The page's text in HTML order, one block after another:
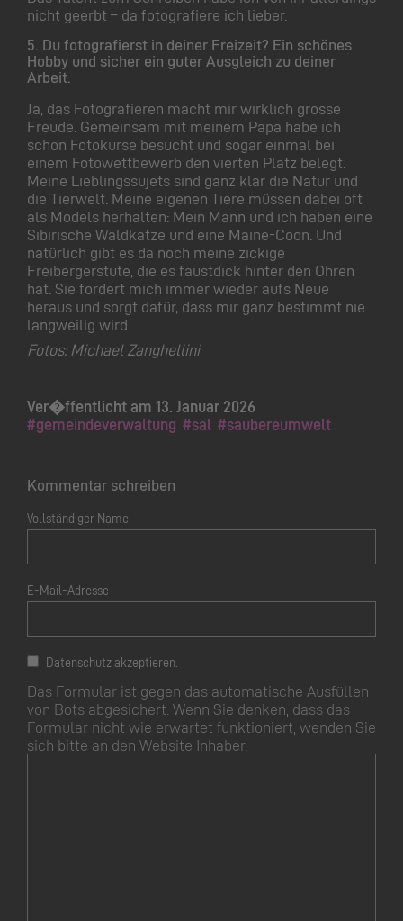
nicht geerbt – da fotografiere ich lieber.
5. Du fotografierst in deiner Freizeit? Ein schönes
Hobby und sicher ein guter Ausgleich zu deiner
Arbeit.
Ja, das Fotografieren macht mir wirklich grosse
Freude. Gemeinsam mit meinem Papa habe ich
schon Fotokurse besucht und sogar einmal bei
einem Fotowettbewerb den vierten Platz belegt.
Meine Lieblingssujets sind ganz klar die Natur und
die Tierwelt. Meine eigenen Tiere müssen dabei oft
als Models herhalten: Mein Mann und ich haben eine
Sibirische Waldkatze und eine Maine-Coon. Und
natürlich gibt es da noch meine zickige
Freibergerstute, die es faustdick hinter den Ohren
hat. Sie fordert mich immer wieder aufs Neue
heraus und sorgt dafür, dass mir ganz bestimmt nie
langweilig wird.
Fotos: Michael Zanghellini
Ver�ffentlicht am 13. Januar 2026
#gemeindeverwaltung #sal #saubereumwelt
Kommentar schreiben
Vollständiger Name
E-Mail-Adresse
Datenschutz akzeptieren.
Das Formular ist gegen das automatische Ausfüllen
von Bots abgesichert. Wenn Sie denken, dass das
Formular nicht wie erwartet funktioniert, wenden Sie
sich bitte an den Website Inhaber.